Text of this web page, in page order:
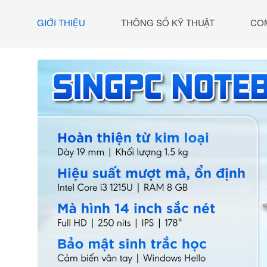
GIỚI THIỆU THÔNG SỐ KỸ THUẬT